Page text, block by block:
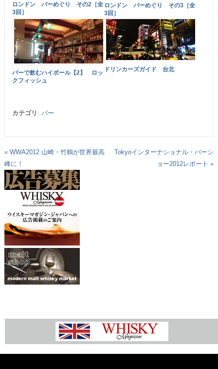
ロンドン バーめぐり その2［全
3回］
ロンドン バーめぐり その3［全
3回］
バーで飲むハイボール【2】 ロッ
クフィッシュ
ドリンカーズガイド 台北
カテゴリ : バー
« WWA2012 山崎・竹鶴が世界最高
峰に！
Tokyoインターナショナル・バーシ
ョー2012レポート »